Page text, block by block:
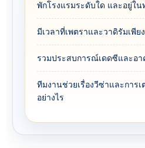
พักโรงแรมระดับใด และอยู่ใน
มีเวลาที่เพตราและวาดิรัมเพีย
รวมประสบการณ์เดดซีและอา
ทีมงานช่วยเรื่องวีซ่าและการ
อย่างไร